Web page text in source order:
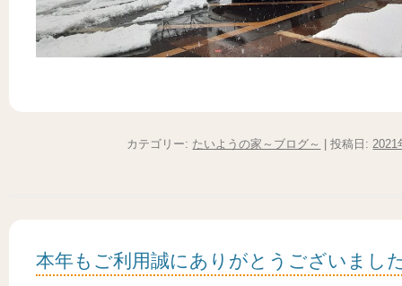
カテゴリー: たいようの家～ブログ～ | 投稿日:2021
本年もご利用誠にありがとうございまし